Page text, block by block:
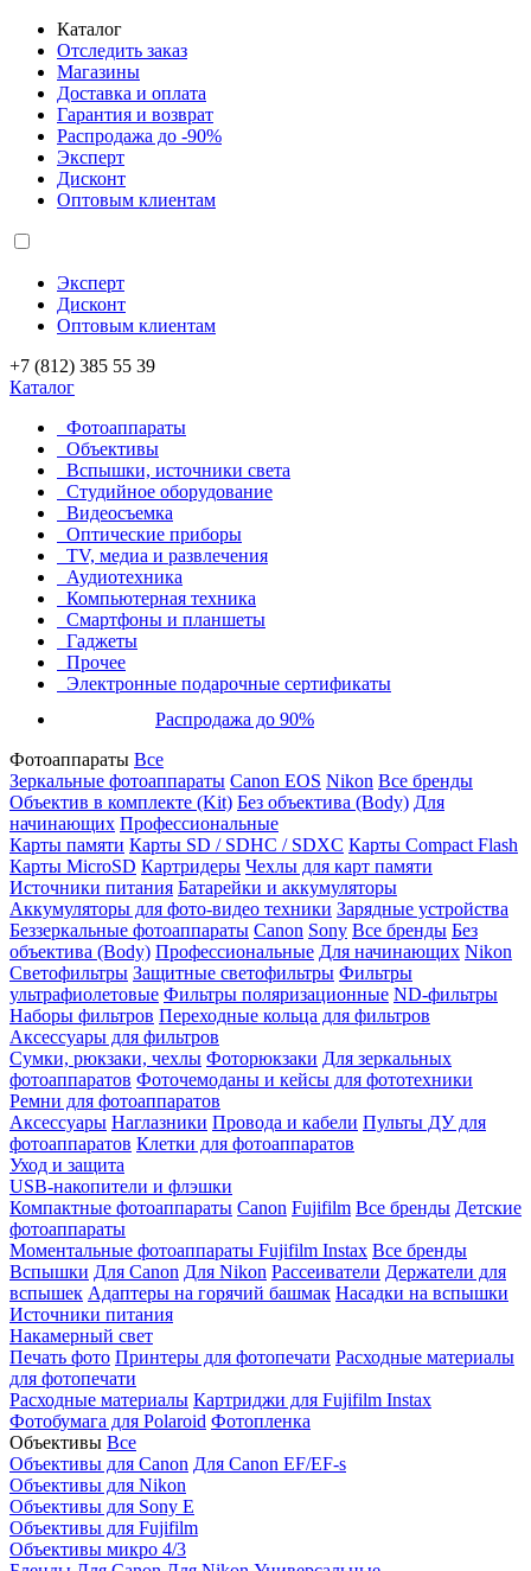
Каталог
Отследить заказ
Магазины
Доставка и оплата
Гарантия и возврат
Распродажа до -90%
Эксперт
Дисконт
Оптовым клиентам
Эксперт
Дисконт
Оптовым клиентам
+7 (812) 385 55 39
Каталог
Фотоаппараты
Объективы
Вспышки, источники света
Студийное оборудование
Видеосъемка
Оптические приборы
TV, медиа и развлечения
Аудиотехника
Компьютерная техника
Смартфоны и планшеты
Гаджеты
Прочее
Электронные подарочные сертификаты
Распродажа до 90%
Фотоаппараты Все
Зеркальные фотоаппараты Canon EOS Nikon Все бренды
Объектив в комплекте (Kit) Без объектива (Body) Для
начинающих Профессиональные
Карты памяти Карты SD / SDHC / SDXC Карты Compact Flash
Карты MicroSD Картридеры Чехлы для карт памяти
Источники питания Батарейки и аккумуляторы
Аккумуляторы для фото-видео техники Зарядные устройства
Беззеркальные фотоаппараты Canon Sony Все бренды Без
объектива (Body) Профессиональные Для начинающих Nikon
Светофильтры Защитные светофильтры Фильтры
ультрафиолетовые Фильтры поляризационные ND-фильтры
Наборы фильтров Переходные кольца для фильтров
Аксессуары для фильтров
Сумки, рюкзаки, чехлы Фоторюкзаки Для зеркальных
фотоаппаратов Фоточемоданы и кейсы для фототехники
Ремни для фотоаппаратов
Аксессуары Наглазники Провода и кабели Пульты ДУ для
фотоаппаратов Клетки для фотоаппаратов
Уход и защита
USB-накопители и флэшки
Компактные фотоаппараты Canon Fujifilm Все бренды Детские
фотоаппараты
Моментальные фотоаппараты Fujifilm Instax Все бренды
Вспышки Для Canon Для Nikon Рассеиватели Держатели для
вспышек Адаптеры на горячий башмак Насадки на вспышки
Источники питания
Накамерный свет
Печать фото Принтеры для фотопечати Расходные материалы
для фотопечати
Расходные материалы Картриджи для Fujifilm Instax
Фотобумага для Polaroid Фотопленка
Объективы Все
Объективы для Canon Для Canon EF/EF-s
Объективы для Nikon
Объективы для Sony E
Объективы для Fujifilm
Объективы микро 4/3